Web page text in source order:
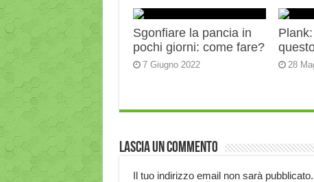
Sgonfiare la pancia in
pochi giorni: come fare?
7 Giugno 2022 28
Lascia un commento
Il tuo indirizzo email non sarà pubblicato.